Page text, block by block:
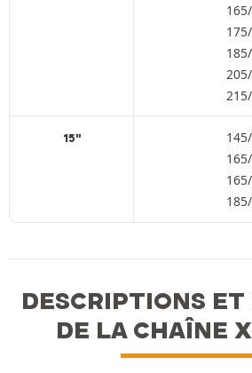
15"
DESCRIPTIONS
DE LA CHAÎNE